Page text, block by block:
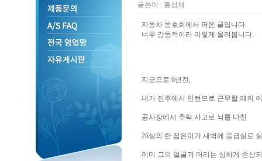
글쓴이 : 홍성채
자동차 동호회에서 퍼온 글입니다.
너무 감동적이라 이렇게 올려봅니다.
지금으로 6년전,
내가 진주에서 인턴으로 근무할 때의
공사장에서 추락 사고로 뇌를 다친
26살의 한 젊은이가 새벽에 응급실로
이미 그의 얼굴과 머리는 심하게 손상